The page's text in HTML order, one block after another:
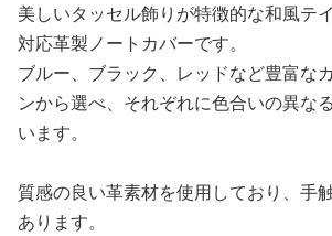
美しいタッセル飾りが特徴的な和風テ
対応革製ノートカバーです。
ブルー、ブラック、レッドなど豊富な
ンから選べ、それぞれに色合いの異な
います。
質感の良い革素材を使用しており、手
あります。